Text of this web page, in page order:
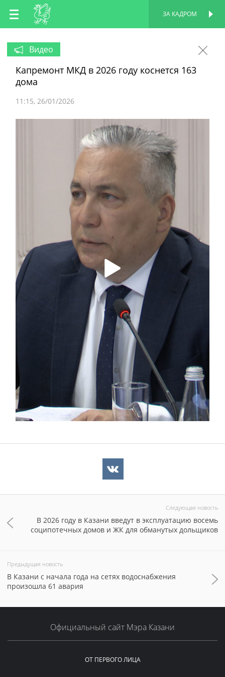
RU
EN
ЗА КАДРОМ
Видео
Капремонт МКД в 2026 году коснется 163
дома
11:15 26/01/2026
Следующая новость
В 2026 году в Казани введут в эксплуатацию восемь
соципотечных домов и ЖК для обманутых дольщиков
Предыдущая новость
В Казани с начала года на сетях водоснабжения
произошла 61 авария
Официальный сайт Мэра Казани
ОТ ПЕРВОГО ЛИЦА
ПЕРСОНАЛЬНАЯ